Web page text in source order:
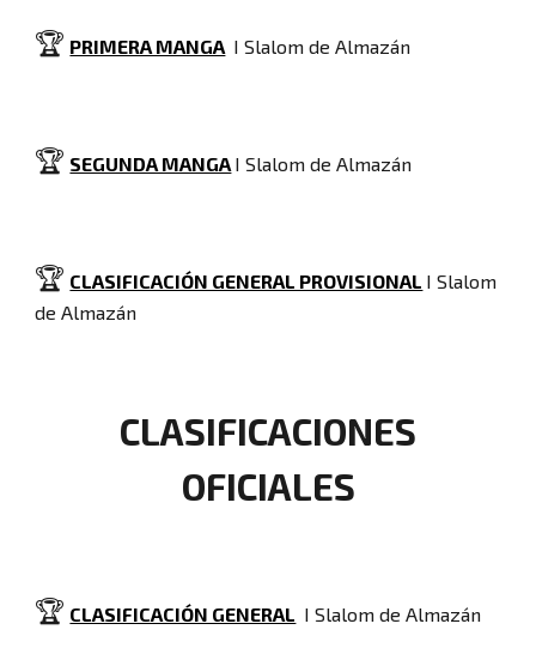
🏆 PRIMERA MANGA I Slalom de Almazán
🏆 SEGUNDA MANGA I Slalom de Almazán
🏆 CLASIFICACIÓN GENERAL PROVISIONAL I Slalom
de Almazán
CLASIFICACIONES
OFICIALES
🏆 CLASIFICACIÓN GENERAL I Slalom de Almazán